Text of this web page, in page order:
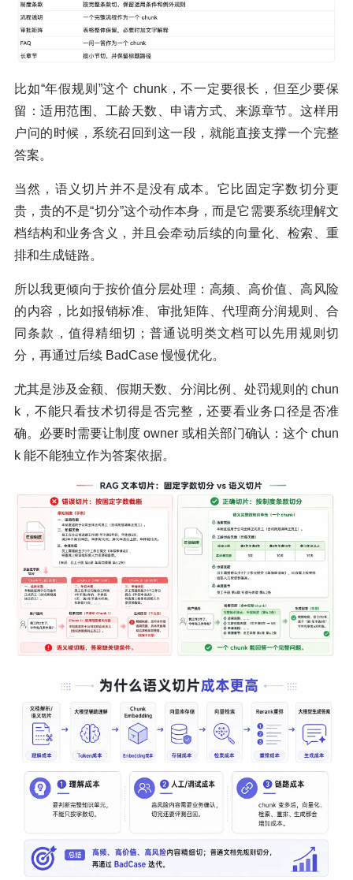
比如“年假规则”这个 chunk，不一定要很长，但至少要保
留：适用范围、工龄天数、申请方式、来源章节。这样用
户问的时候，系统召回到这一段，就能直接支撑一个完整
答案。
当然，语义切片并不是没有成本。它比固定字数切分更
贵，贵的不是“切分”这个动作本身，而是它需要系统理解文
档结构和业务含义，并且会牵动后续的向量化、检索、重
排和生成链路。
所以我更倾向于按价值分层处理：高频、高价值、高风险
的内容，比如报销标准、审批矩阵、代理商分润规则、合
同条款，值得精细切；普通说明类文档可以先用规则切
分，再通过后续 BadCase 慢慢优化。
尤其是涉及金额、假期天数、分润比例、处罚规则的 chun
k，不能只看技术切得是否完整，还要看业务口径是否准
确。必要时需要让制度 owner 或相关部门确认：这个 chun
k 能不能独立作为答案依据。